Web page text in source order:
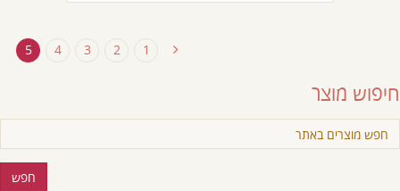
1
2
3
4
5
חיפוש מוצר